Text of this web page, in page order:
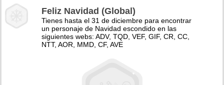
Feliz Navidad (Global)
Tienes hasta el 31 de diciembre para encontrar
un personaje de Navidad escondido en las
siguientes webs: ADV, TQD, VEF, GIF, CR, CC,
NTT, AOR, MMD, CF, AVE